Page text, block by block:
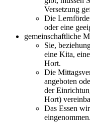
Versetzung
Die
oder eine
gemeinschaftliche
Sie,
eine Kita,
Hort.
Die
angeboten
der
Hort)
Das Essen
eingenommen.